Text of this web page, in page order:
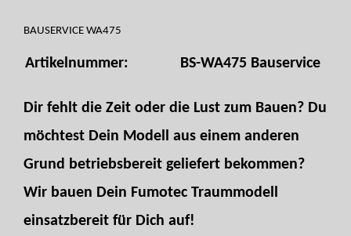
BAUSERVICE WA475
Artikelnummer: BS-WA475 Bauservice
Dir fehlt die Zeit oder die Lust zum Bauen? Du
möchtest Dein Modell aus einem anderen
Grund betriebsbereit geliefert bekommen?
Wir bauen Dein Fumotec Traummodell
einsatzbereit für Dich auf!